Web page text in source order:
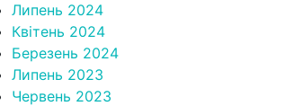
Липень 2024
Квітень 2024
Березень 2024
Липень 2023
Червень 2023